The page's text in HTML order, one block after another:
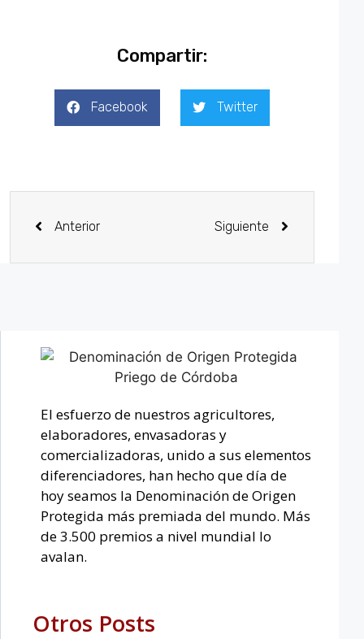
Compartir:
Facebook Twitter
Anterior Siguiente
El esfuerzo de nuestros agricultores,
elaboradores, envasadoras y
comercializadoras, unido a sus elementos
diferenciadores, han hecho que día de
hoy seamos la Denominación de Origen
Protegida más premiada del mundo. Más
de 3.500 premios a nivel mundial lo
avalan.
Otros Posts